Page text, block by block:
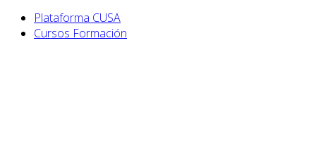
Plataforma CUSA
Cursos Formación